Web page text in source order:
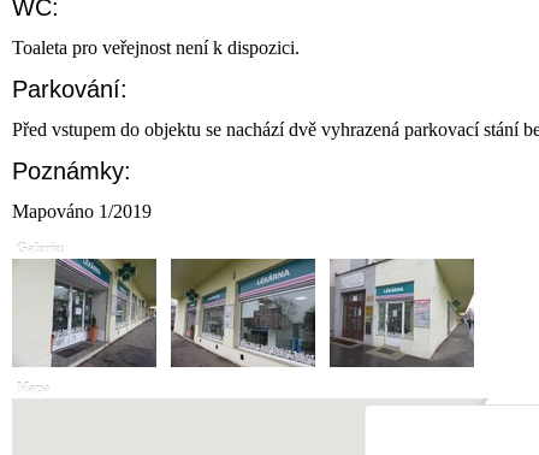
WC:
Toaleta pro veřejnost není k dispozici.
Parkování:
Před vstupem do objektu se nachází dvě vyhrazená parkovací stání
Poznámky:
Mapováno 1/2019
Galerie:
Mapa